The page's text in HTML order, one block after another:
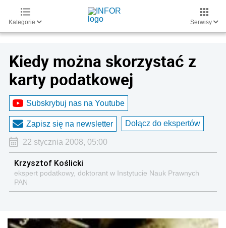
Kategorie Serwisy
Kiedy można skorzystać z
karty podatkowej
Subskrybuj nas na Youtube
Zapisz się na newsletter Dołącz do ekspertów
22 stycznia 2008, 05:00
Krzysztof Koślicki
ekspert podatkowy, doktorant w Instytucie Nauk Prawnych
PAN